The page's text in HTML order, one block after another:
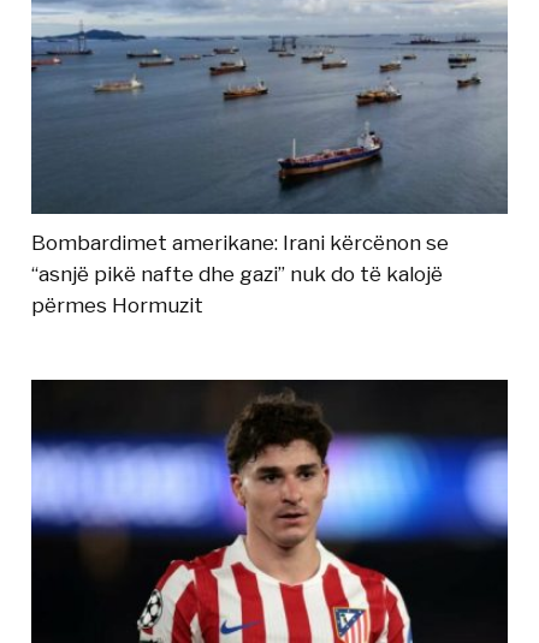
Bombardimet amerikane: Irani kërcënon se
“asnjë pikë nafte dhe gazi” nuk do të kalojë
përmes Hormuzit